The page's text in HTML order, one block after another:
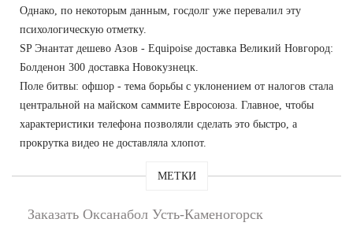
Однако, по некоторым данным, госдолг уже перевалил эту
психологическую отметку.
SP Энантат дешево Азов - Equipoise доставка Великий Новгород:
Болденон 300 доставка Новокузнецк.
Поле битвы: офшор - тема борьбы с уклонением от налогов стала
центральной на майском саммите Евросоюза. Главное, чтобы
характеристики телефона позволяли сделать это быстро, а
прокрутка видео не доставляла хлопот.
МЕТКИ
Заказать Оксанабол Усть-Каменогорск